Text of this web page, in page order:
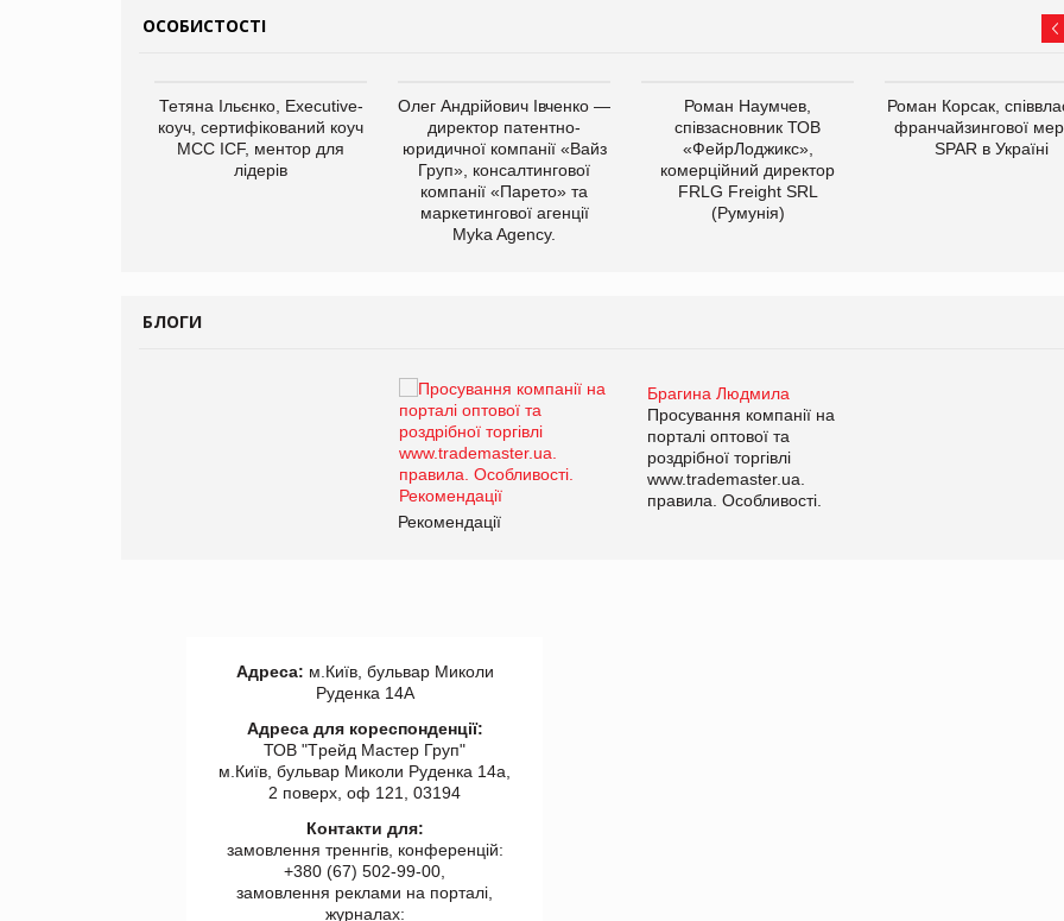
ОСОБИСТОСТІ
Тетяна Ільєнко, Executive-
коуч, сертифікований коуч
МСС ICF, ментор для
лідерів
Олег Андрійович Івченко —
директор патентно-
юридичної компанії «Вайз
Груп», консалтингової
компанії «Парето» та
маркетингової агенції
Myka Agency.
Роман Наумчев,
співзасновник ТОВ
«ФейрЛоджикс»,
комерційний директор
FRLG Freight SRL
(Румунія)
Роман Корсак,
франчайзингової
SPAR в Україні
БЛОГИ
Брагина Людмила
Просування компанії на
порталі оптової та
роздрібної торгівлі
www.trademaster.ua.
правила. Особливості.
Рекомендації
Адреса: м.Київ, бульвар Миколи
Руденка 14А
Адреса для кореспонденції:
ТОВ "Tрейд Мастер Груп"
м.Київ, бульвар Миколи Руденка 14а,
2 поверх, оф 121, 03194
Контакти для:
замовлення треннгів, конференцій:
+380 (67) 502-99-00,
замовлення реклами на порталі,
журналах: